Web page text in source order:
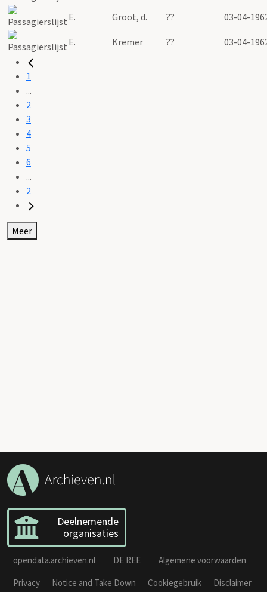
E. Groot, d. ?? 03-04-
E. Kremer ?? 03-04-
1
...
2
3
4
5
6
...
2
Meer
Deelnemende
organisaties
opendata.archieven.nl DE REE
Algemene voorwaarden
Privacy
Notice and Take Down Cookiegebruik Disclaimer